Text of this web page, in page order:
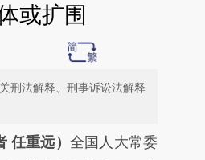
或扩围
刑法解释、刑事诉讼法解释
这段话：本文由第三方
任重远） 全国人大常委